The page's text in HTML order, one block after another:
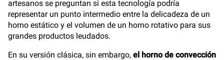
artesanos se preguntan si esta tecnología podría
representar un punto intermedio entre la delicadeza de un
horno estático y el volumen de un horno rotativo para sus
grandes productos leudados.
En su versión clásica, sin embargo, el horno de convección